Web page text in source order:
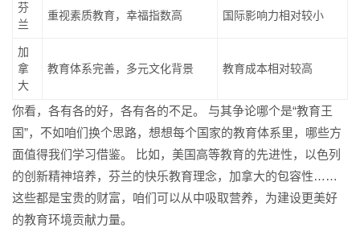
芬
兰
重视素质教育，幸福指数高 国际影响力相对较小
加
拿
大
教育体系完善，多元文化背景 教育成本相对较高
你看，各有各的好，各有各的不足。 与其争论哪个是“教育王
国”，不如咱们换个思路，想想每个国家的教育体系里，哪些方
面值得我们学习借鉴。 比如，美国高等教育的先进性，以色列
的创新精神培养，芬兰的快乐教育理念，加拿大的包容性……
这些都是宝贵的财富，咱们可以从中吸取营养，为建设更美好
的教育环境贡献力量。